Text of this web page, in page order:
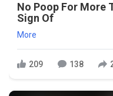
No Poop For More
Sign Of
More
209 138